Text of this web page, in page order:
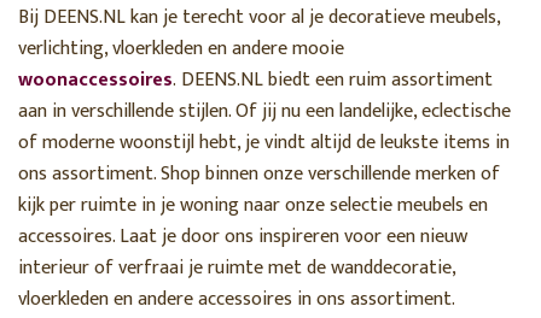
Bij DEENS.NL kan je terecht voor al je decoratieve meubels,
verlichting, vloerkleden en andere mooie
woonaccessoires. DEENS.NL biedt een ruim assortiment
aan in verschillende stijlen. Of jij nu een landelijke, eclectische
of moderne woonstijl hebt, je vindt altijd de leukste items in
ons assortiment. Shop binnen onze verschillende merken of
kijk per ruimte in je woning naar onze selectie meubels en
accessoires. Laat je door ons inspireren voor een nieuw
interieur of verfraai je ruimte met de wanddecoratie,
vloerkleden en andere accessoires in ons assortiment.